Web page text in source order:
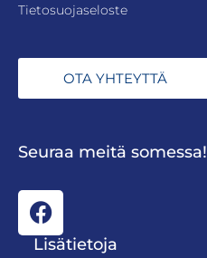
Tietosuojaseloste
OTA YHTEYTTÄ
Seuraa meitä somessa!
Lisätietoja